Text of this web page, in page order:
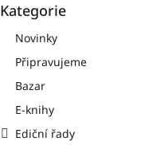
Přeskočit
Kategorie
Novinky
Připravujeme
Bazar
E-knihy
Ediční řady